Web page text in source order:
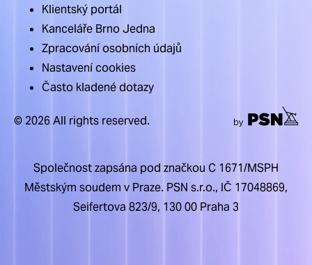
Klientský portál
Kanceláře Brno Jedna
Zpracování osobních údajů
Nastavení cookies
Často kladené dotazy
© 2026 All rights reserved.
Společnost zapsána pod značkou C 1671/MSPH
Městským soudem v Praze. PSN s.r.o., IČ 17048869,
Seifertova 823/9, 130 00 Praha 3